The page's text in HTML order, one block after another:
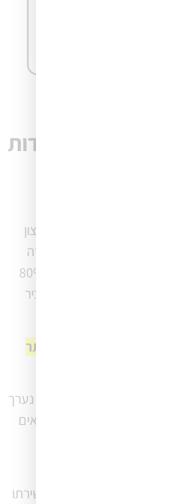
— יותר הישרדות
מצביע גם על שינוי עמוק
'הרצון
את רשימת הסיבות לבחירה
בעצמאות (70%), אך בירידה לעומת 83% ב-2025 ו-80%
להרוויח יותר ממשכורת של שכיר
ומימוש עצמי — יותר
נוסף לאור התקופה שבה נערך
הסקר: במהלך מלחמת “שאגת הארי”, כ־60% מהעצמאים
עצירה כמעט מוחלטת של
בנוסף, חלק מהמשיבים (13% ממשיבי הסקר) ציינו כי שירתו